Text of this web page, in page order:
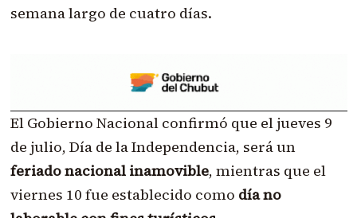
semana largo de cuatro días.
El Gobierno Nacional confirmó que el jueves 9
de julio, Día de la Independencia, será un
feriado nacional inamovible, mientras que el
viernes 10 fue establecido como día no